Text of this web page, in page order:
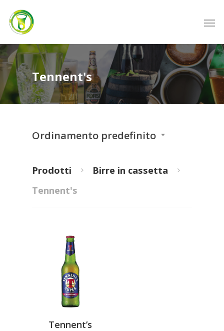
Tennent's
Ordinamento predefinito
Prodotti
Birre in cassetta
Tennent's
Tennent’s